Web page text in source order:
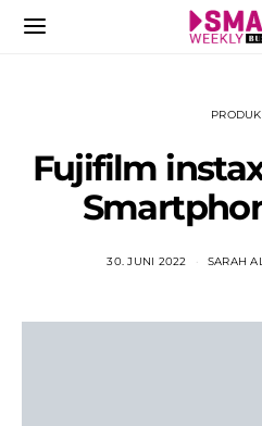
Fujifilm
30. JUNI 2022 SARAH